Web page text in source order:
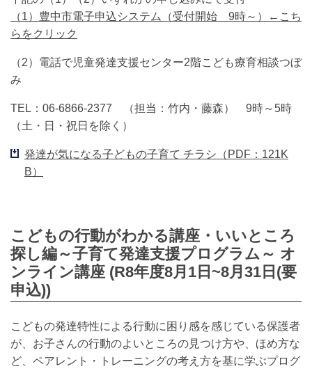
（1）豊中市電子申込システム（受付開始 9時～）←こち
らをクリック
（2）電話で児童発達支援センター2階こども療育相談つぼ
み
TEL：06-6866-2377 （担当：竹内・藤森） 9時～5時
（土・日・祝日を除く）
発達が気になる子どもの子育て チラシ（PDF：121K
B）
こどもの行動がわかる講座・いいところ
探し編～子育て発達支援プログラム～ オ
ンライン講座 (R8年度8月1日~8月31日(要
申込))
こどもの発達特性による行動に困り感を感じている保護者
が、お子さんの行動のよいところの見つけ方や、ほめ方な
ど、ペアレント・トレーニングの考え方を基に学ぶプログ